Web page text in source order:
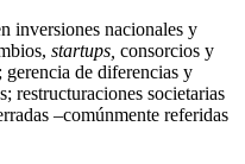
inversiones nacionales y
startups, consorcios y
gerencia de diferencias y
restructuraciones societarias
–comúnmente referidas